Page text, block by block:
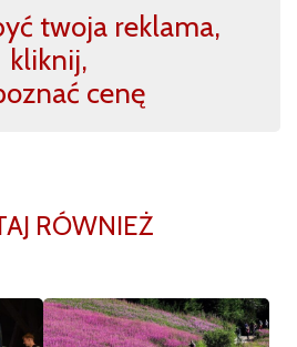
twoja reklama,
kliknij,
cenę
RÓWNIEŻ